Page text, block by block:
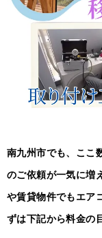
南九州市でも、ここ
のご依頼が一気に増
や賃貸物件でもエア
ずは下記から料金の